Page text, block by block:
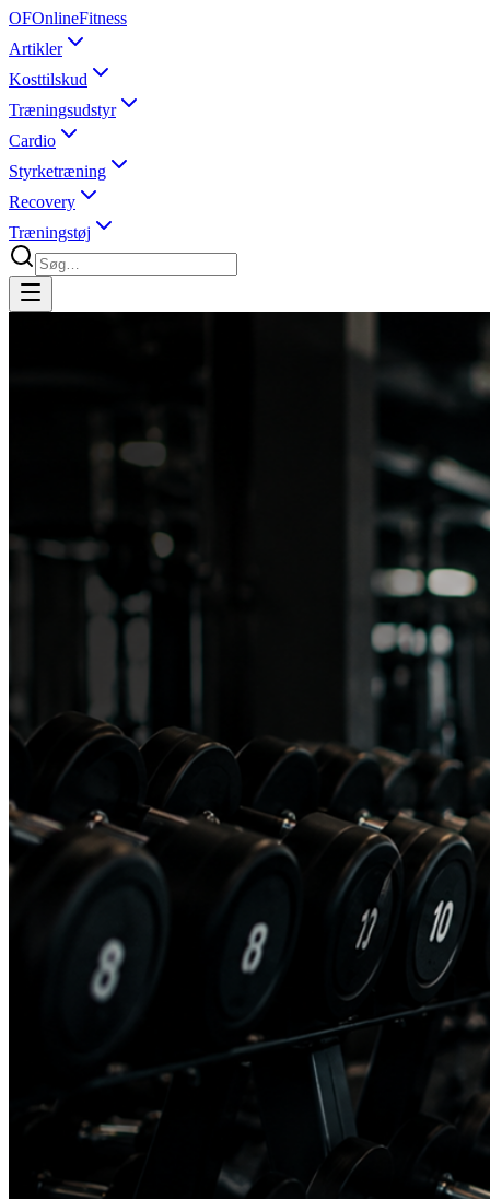
OFOnlineFitness
Artikler
Kosttilskud
Træningsudstyr
Cardio
Styrketræning
Recovery
Træningstøj